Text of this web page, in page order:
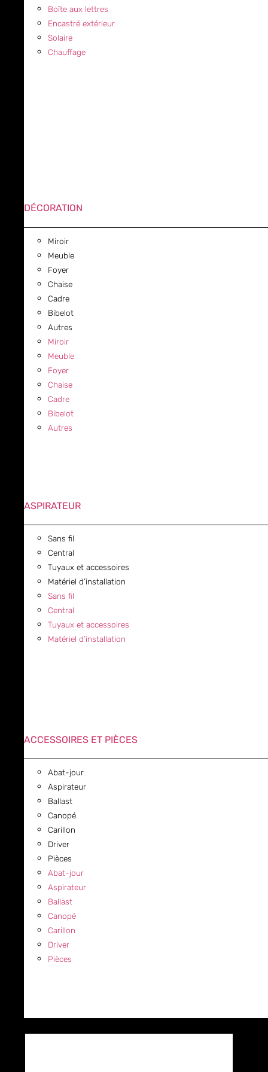
Boîte aux lettres
Encastré extérieur
Solaire
Chauffage
DÉCORATION
Miroir
Meuble
Foyer
Chaise
Cadre
Bibelot
Autres
Miroir
Meuble
Foyer
Chaise
Cadre
Bibelot
Autres
ASPIRATEUR
Sans fil
Central
Tuyaux et accessoires
Matériel d’installation
Sans fil
Central
Tuyaux et accessoires
Matériel d’installation
ACCESSOIRES ET PIÈCES
Abat-jour
Aspirateur
Ballast
Canopé
Carillon
Driver
Pièces
Abat-jour
Aspirateur
Ballast
Canopé
Carillon
Driver
Pièces